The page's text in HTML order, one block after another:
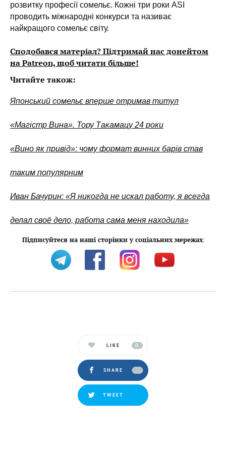
розвитку професії сомельє. Кожні три роки ASI
проводить міжнародні конкурси та називає
найкращого сомельє світу.
Сподобався матеріал? Підтримай нас донейтом
на Patreon, щоб читати більше!
Читайте також:
Японський сомельє вперше отримав титул
«Магістр Вина». Тору Такамацу 24 роки
«Вино як привід»: чому формат винних барів став
таким популярним
Иван Бачурин: «Я никогда не искал работу, я всегда
делал своё дело, работа сама меня находила»
Підписуйтеся на наші сторінки у соціальних мережах:
LIKE 0
SHARE
TWEET